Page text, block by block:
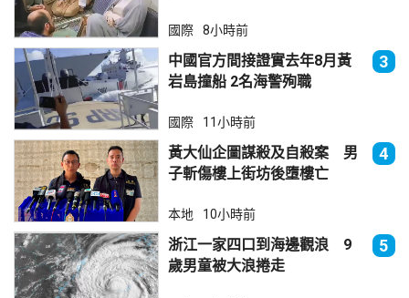
國際 8小時前
中國官方間接證實去年8月黃
岩島撞船 2名海警殉職
3
國際 11小時前
黃大仙企圖謀殺及自殺案 男
子斬傷樓上街坊後墮樓亡
4
本地 10小時前
浙江一家四口到海邊觀浪 9
歲男童被大浪捲走
5